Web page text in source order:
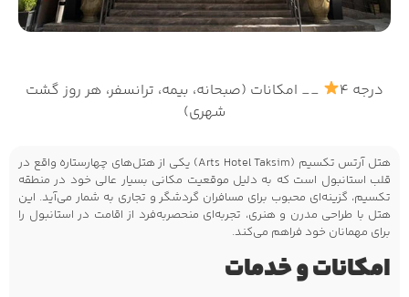
درجه 4
__ امکانات (صبحانه، بیمه، ترانسفر، هر روز گشت
شهری)
هتل آرتس تکسیم (Arts Hotel Taksim) یکی از هتل‌های چهارستاره واقع در
قلب استانبول است که به دلیل موقعیت مکانی بسیار عالی خود در منطقه
تکسیم، گزینه‌ای محبوب برای مسافران گردشگر و تجاری به شمار می‌آید. این
هتل با طراحی مدرن و هنری، تجربه‌ای منحصربه‌فرد از اقامت در استانبول را
برای مهمانان خود فراهم می‌کند.
امکانات و خدمات